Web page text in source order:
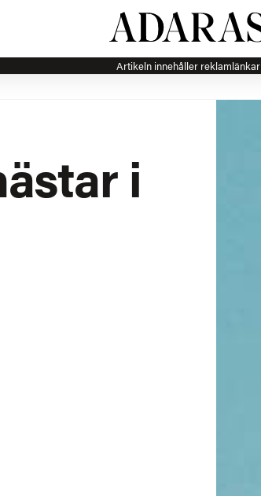
Artikeln innehåller reklamlänkar
i